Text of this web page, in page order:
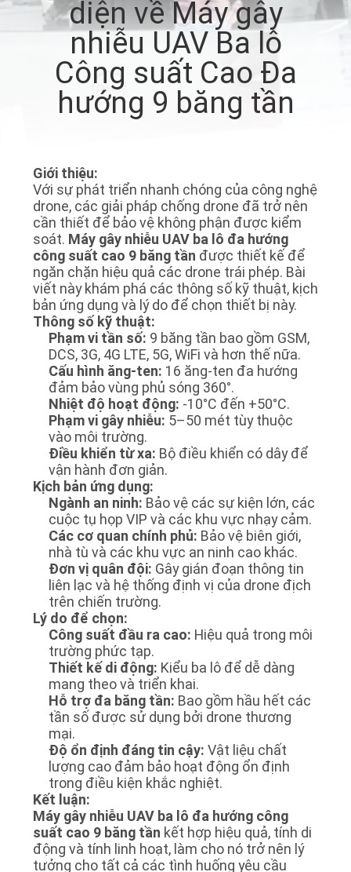
THAM
QUAN
KIỂM
SOÁT
CHẤT
LƯỢNG
LIÊN
CHÚNG
TỨC
TRƯỜNG
TRANG
WEB
diện về Máy gây
nhiễu UAV Ba lô
Công suất Cao Đa
hướng 9 băng tần
Giới thiệu:
Với sự phát triển nhanh chóng của công nghệ
drone, các giải pháp chống drone đã trở nên
cần thiết để bảo vệ không phận được kiểm
soát. Máy gây nhiễu UAV ba lô đa hướng
công suất cao 9 băng tần được thiết kế để
ngăn chặn hiệu quả các drone trái phép. Bài
viết này khám phá các thông số kỹ thuật, kịch
bản ứng dụng và lý do để chọn thiết bị này.
Thông số kỹ thuật:
Phạm vi tần số: 9 băng tần bao gồm GSM,
DCS, 3G, 4G LTE, 5G, WiFi và hơn thế nữa.
Cấu hình ăng-ten: 16 ăng-ten đa hướng
đảm bảo vùng phủ sóng 360°.
Nhiệt độ hoạt động: -10°C đến +50°C.
Phạm vi gây nhiễu: 5–50 mét tùy thuộc
vào môi trường.
Điều khiển từ xa: Bộ điều khiển có dây để
vận hành đơn giản.
Kịch bản ứng dụng:
Ngành an ninh: Bảo vệ các sự kiện lớn, các
cuộc tụ họp VIP và các khu vực nhạy cảm.
Các cơ quan chính phủ: Bảo vệ biên giới,
nhà tù và các khu vực an ninh cao khác.
Đơn vị quân đội: Gây gián đoạn thông tin
liên lạc và hệ thống định vị của drone địch
trên chiến trường.
Lý do để chọn:
Công suất đầu ra cao: Hiệu quả trong môi
trường phức tạp.
Thiết kế di động: Kiểu ba lô để dễ dàng
mang theo và triển khai.
Hỗ trợ đa băng tần: Bao gồm hầu hết các
tần số được sử dụng bởi drone thương
mại.
Độ ổn định đáng tin cậy: Vật liệu chất
lượng cao đảm bảo hoạt động ổn định
trong điều kiện khắc nghiệt.
Kết luận:
Máy gây nhiễu UAV ba lô đa hướng công
suất cao 9 băng tần kết hợp hiệu quả, tính di
động và tính linh hoạt, làm cho nó trở nên lý
tưởng cho tất cả các tình huống yêu cầu